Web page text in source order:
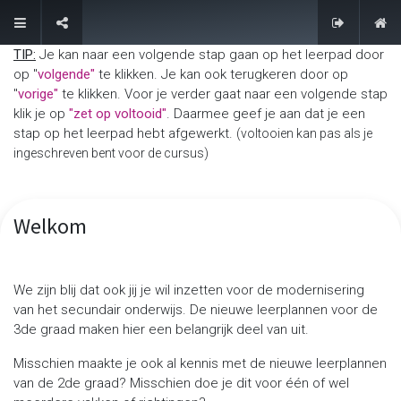
TIP: Je kan naar een volgende stap gaan op het leerpad door
op "volgende" te klikken. Je kan ook terugkeren door op
"vorige" te klikken. Voor je verder gaat naar een volgende stap
klik je op "zet op voltooid". Daarmee geef je aan dat je een
stap op het leerpad hebt afgewerkt. (voltooien kan pas als je
ingeschreven bent voor de cursus)
Welkom
We zijn blij dat ook jij je wil inzetten voor de modernisering
van het secundair onderwijs. De nieuwe leerplannen voor de
3de graad maken hier een belangrijk deel van uit.
Misschien maakte je ook al kennis met de nieuwe leerplannen
van de 2de graad? Misschien doe je dit voor één of wel